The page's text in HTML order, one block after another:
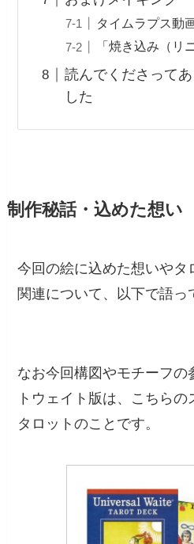
タイムラプス動
「焼き込み（リ
読んでくださって
した
制作秘話・込めた想い
今回の絵に込めた想いやタ
関連について、以下で語っ
なお今回構図やモチーフの
トウェイト版は、こちら
タロットのことです。